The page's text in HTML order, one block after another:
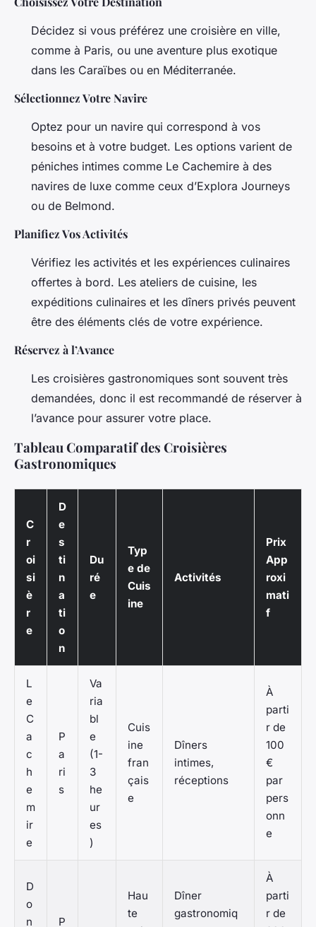
Décidez si vous préférez une croisière en ville,
comme à Paris, ou une aventure plus exotique
dans les Caraïbes ou en Méditerranée.
Sélectionnez Votre Navire
Optez pour un navire qui correspond à vos
besoins et à votre budget. Les options varient de
péniches intimes comme Le Cachemire à des
navires de luxe comme ceux d’Explora Journeys
ou de Belmond.
Planifiez Vos Activités
Vérifiez les activités et les expériences culinaires
offertes à bord. Les ateliers de cuisine, les
expéditions culinaires et les dîners privés peuvent
être des éléments clés de votre expérience.
Réservez à l’Avance
Les croisières gastronomiques sont souvent très
demandées, donc il est recommandé de réserver à
l’avance pour assurer votre place.
Tableau Comparatif des Croisières
Gastronomiques
C
r
oi
si
è
r
e
D
e
s
ti
n
a
ti
o
n
Du
ré
e
Typ
e de
Cuis
ine
Activités
Prix
App
roxi
mati
f
L
e
C
a
c
h
e
m
ir
e
P
a
ri
s
Va
ria
bl
e
(1-
3
he
ur
es
)
Cuis
ine
fran
çais
e
Dîners
intimes,
réceptions
À
parti
r de
100
€
par
pers
onn
e
D
o
n
P
Hau
te
Dîner
gastronomiq
À
parti
r de